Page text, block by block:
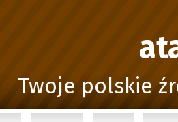
Twoje polskie